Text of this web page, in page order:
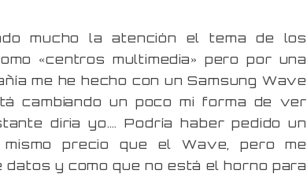
mucho la atención el tema de los
«centros multimedia» pero por una
me he hecho con un Samsung Wave
cambiando un poco mi forma de ver
diria yo…. Podría haber pedido un
precio que el Wave, pero me
datos y como que no está el horno para